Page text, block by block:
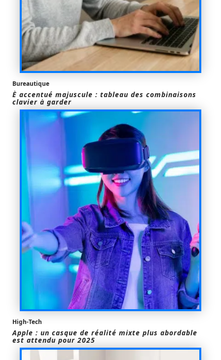
Bureautique
È accentué majuscule : tableau des combinaisons
clavier à garder
High-Tech
Apple : un casque de réalité mixte plus abordable
est attendu pour 2025